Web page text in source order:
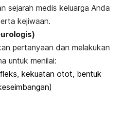
sejarah medis keluarga Anda
kejiwaan.
pertanyaan dan melakukan
untuk menilai:
kekuatan otot, bentuk
eseimbangan)